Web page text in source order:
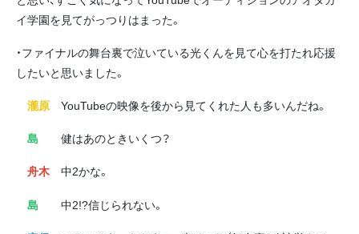
イ学園を見てがっつりはまった。
・ファイナルの舞台裏で泣いている光くんを見て心を打たれ応援
したいと思いました。
瀧原 YouTubeの映像を後から見てくれた人も多いんだね。
島 健はあのときいくつ？
舟木 中2かな。
島 中2!?信じられない。